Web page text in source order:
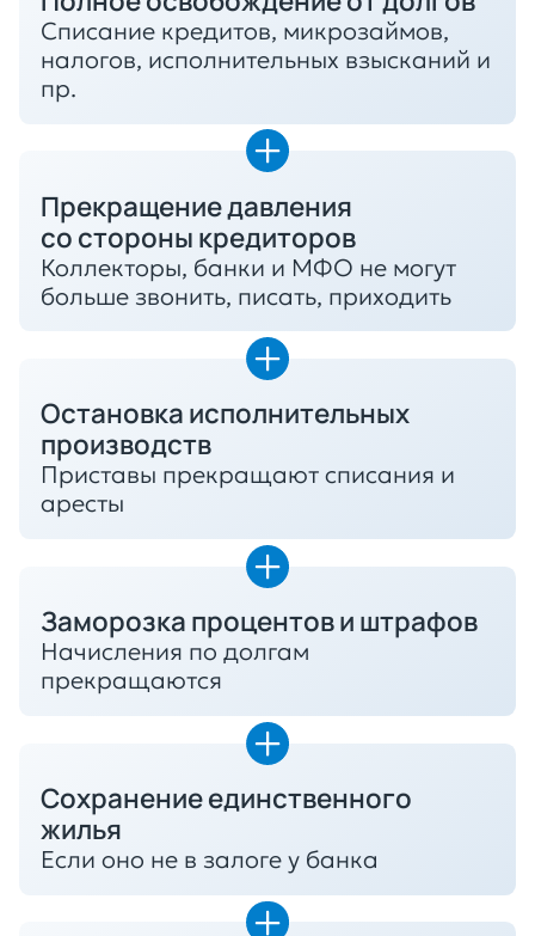
Списание кредитов, микрозаймов,
налогов, исполнительных взысканий и
пр.
Прекращение давления
со стороны кредиторов
Коллекторы, банки и МФО не могут
больше звонить, писать, приходить
Остановка исполнительных
производств
Приставы прекращают списания и
аресты
Заморозка процентов и штрафов
Начисления по долгам
прекращаются
Сохранение единственного
жилья
Если оно не в залоге у банка